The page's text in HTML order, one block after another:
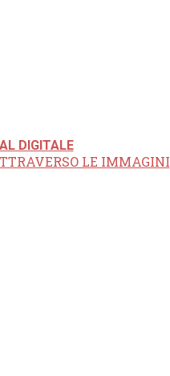
DIGITALE
LE IMMAGINI